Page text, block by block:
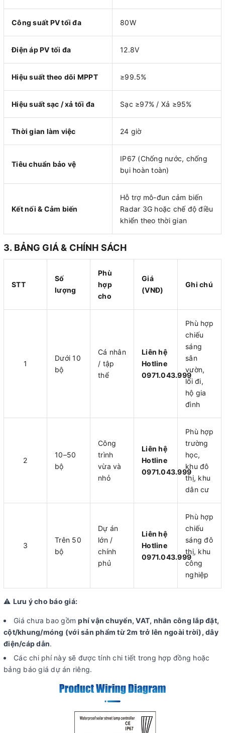
Công suất PV tối đa 80W
Điện áp PV tối đa 12.8V
Hiệu suất theo dõi MPPT ≥99.5%
Hiệu suất sạc / xả tối đa Sạc ≥97% / Xả ≥95%
Thời gian làm việc 24 giờ
Tiêu chuẩn bảo vệ
IP67 (Chống nước, chống
bụi hoàn toàn)
Kết nối & Cảm biến
Hỗ trợ mô-đun cảm biến
Radar 3G hoặc chế độ điều
khiển theo thời gian
3. BẢNG GIÁ & CHÍNH SÁCH
STT
Số
lượng
Phù
hợp
cho
Giá
(VNĐ)
Ghi chú
1
Dưới 10
bộ
Cá nhân
/ tập
thể
Liên hệ
Hotline
0971.043.999
Phù hợp
chiếu
sáng
sân
vườn,
lối đi,
hộ gia
đình
2
10–50
bộ
Công
trình
vừa và
nhỏ
Liên hệ
Hotline
0971.043.999
Phù hợp
trường
học,
khu đô
thị, khu
dân cư
3
Trên 50
bộ
Dự án
lớn /
chính
phủ
Liên hệ
Hotline
0971.043.999
Phù hợp
chiếu
sáng đô
thị, khu
công
nghiệp
⚠️ Lưu ý cho báo giá:
Giá chưa bao gồmphí vận chuyển, VAT, nhân công lắp đặt,
cột/khung/móng (với sản phẩm từ 2m trở lên ngoài trời), dây
điện/cáp dẫn.
Các chi phí này sẽ được tính chi tiết trong hợp đồng hoặc
bảng báo giá dự án riêng.